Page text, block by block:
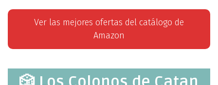
Ver las mejores ofertas del catálogo de
Amazon